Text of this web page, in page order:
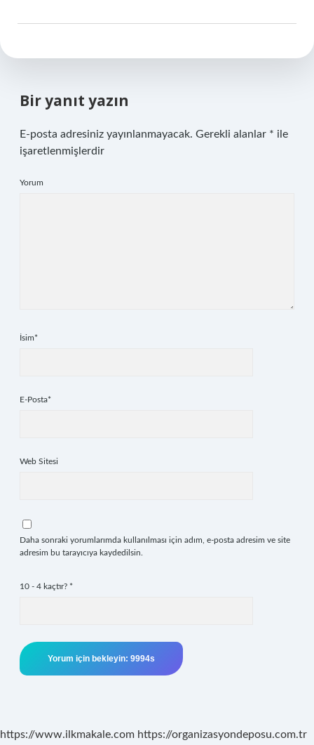
Bir yanıt yazın
E-posta adresiniz yayınlanmayacak. Gerekli alanlar * ile
işaretlenmişlerdir
Yorum
İsim*
E-Posta*
Web Sitesi
Daha sonraki yorumlarımda kullanılması için adım, e-posta adresim ve site
adresim bu tarayıcıya kaydedilsin.
10 - 4 kaçtır? *
https://www.ilkmakale.com https://organizasyondeposu.com.tr